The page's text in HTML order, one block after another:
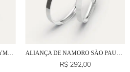
ALIANÇA DE NAMORO HONEYMOON EM PRATA 925 ALIANÇA DE NAMORO SÃO PAULO EM PRATA 925
R$ 292,00